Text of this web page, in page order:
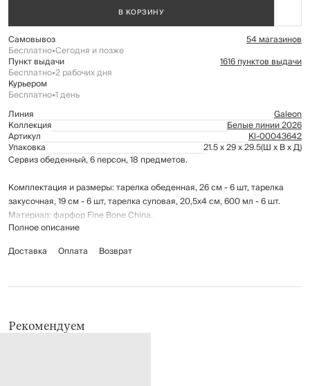
В КОРЗИНУ
Самовывоз 54 магазинов
Бесплатно•Сегодня и позже
Пункт выдачи 1616 пунктов выдачи
Бесплатно•2 рабочих дня
Курьером
Бесплатно•1 день
Линия
Galeon
Коллекция Белые линии 2026
Артикул Kl-00043642
Упаковка 21.5 x 29 x 29.5(Ш x В x Д)
Сервиз обеденный, 6 персон, 18 предметов.
Комплектация и размеры: тарелка обеденная, 26 см - 6 шт, тарелка
закусочная, 19 см - 6 шт, тарелка суповая, 20,5х4 см, 600 мл - 6 шт.
Материал: фарфор Fine Bone China.
Рекомендуется мыть вручную с применением мягких моющих средств.
губки.
Полное описание
Доставка
Оплата Возврат
Рекомендуем